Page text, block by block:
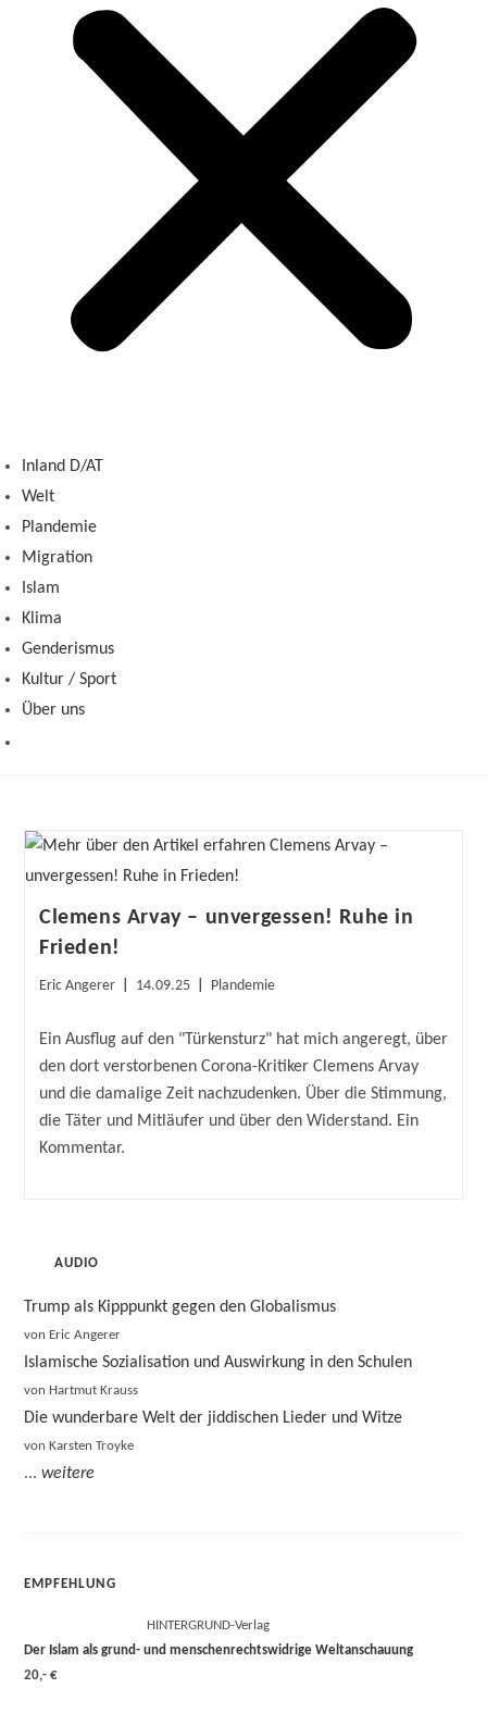
Inland D/AT
Welt
Plandemie
Migration
Islam
Klima
Genderismus
Kultur / Sport
Über uns
Clemens Arvay – unvergessen! Ruhe in
Frieden!
Beitrags-
Eric Angerer
Beitrag
14.09.25
Beitrags-
Plandemie
Ein Ausflug auf den "Türkensturz" hat mich angeregt, über
den dort verstorbenen Corona-Kritiker Clemens Arvay
und die damalige Zeit nachzudenken. Über die Stimmung,
die Täter und Mitläufer und über den Widerstand. Ein
Kommentar.
AUDIO
Trump als Kipppunkt gegen den Globalismus
von Eric Angerer
Islamische Sozialisation und Auswirkung in den Schulen
von Hartmut Krauss
Die wunderbare Welt der jiddischen Lieder und Witze
von Karsten Troyke
...weitere
EMPFEHLUNG
HINTERGRUND-Verlag
Der Islam als grund- und menschenrechtswidrige Weltanschauung
20,- €